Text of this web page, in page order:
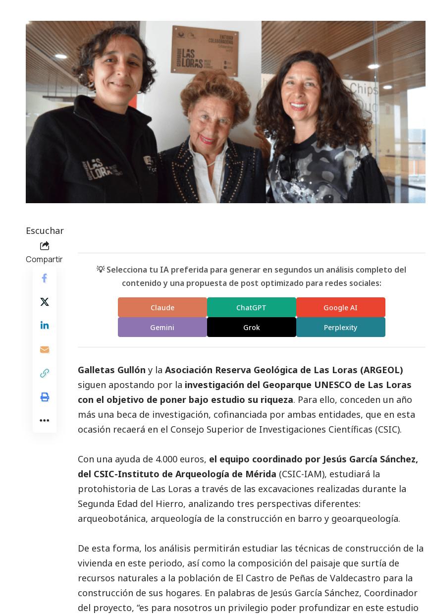
Escuchar
Compartir
💡 Selecciona tu IA preferida para generar en segundos un análisis completo del
contenido y una propuesta de post optimizado para redes sociales:
Claude ChatGPT Google AI
Gemini Grok Perplexity
Galletas Gullón y la Asociación Reserva Geológica de Las Loras (ARGEOL)
siguen apostando por la investigación del Geoparque UNESCO de Las Loras
con el objetivo de poner bajo estudio su riqueza. Para ello, conceden un año
más una beca de investigación, cofinanciada por ambas entidades, que en esta
ocasión recaerá en el Consejo Superior de Investigaciones Científicas (CSIC).
Con una ayuda de 4.000 euros, el equipo coordinado por Jesús García Sánchez,
del CSIC-Instituto de Arqueología de Mérida (CSIC-IAM), estudiará la
protohistoria de Las Loras a través de las excavaciones realizadas durante la
Segunda Edad del Hierro, analizando tres perspectivas diferentes:
arqueobotánica, arqueología de la construcción en barro y geoarqueología.
De esta forma, los análisis permitirán estudiar las técnicas de construcción de la
vivienda en este periodo, así como la composición del paisaje que surtía de
recursos naturales a la población de El Castro de Peñas de Valdecastro para la
construcción de sus hogares. En palabras de Jesús García Sánchez, Coordinador
del proyecto, “es para nosotros un privilegio poder profundizar en este estudio